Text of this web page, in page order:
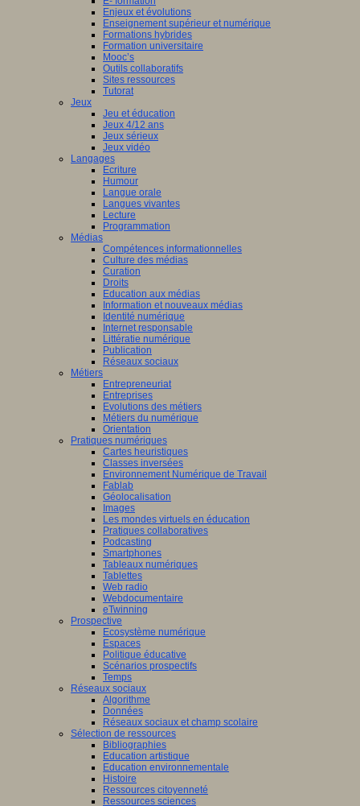
Enjeux et évolutions
Enseignement supérieur et numérique
Formations hybrides
Formation universitaire
Mooc’s
Outils collaboratifs
Sites ressources
Tutorat
Jeux
Jeu et éducation
Jeux 4/12 ans
Jeux sérieux
Jeux vidéo
Langages
Ecriture
Humour
Langue orale
Langues vivantes
Lecture
Programmation
Médias
Compétences informationnelles
Culture des médias
Curation
Droits
Education aux médias
Information et nouveaux médias
Identité numérique
Internet responsable
Littératie numérique
Publication
Réseaux sociaux
Métiers
Entrepreneuriat
Entreprises
Evolutions des métiers
Métiers du numérique
Orientation
Pratiques numériques
Cartes heuristiques
Classes inversées
Environnement Numérique de Travail
Fablab
Géolocalisation
Images
Les mondes virtuels en éducation
Pratiques collaboratives
Podcasting
Smartphones
Tableaux numériques
Tablettes
Web radio
Webdocumentaire
eTwinning
Prospective
Ecosystème numérique
Espaces
Politique éducative
Scénarios prospectifs
Temps
Réseaux sociaux
Algorithme
Données
Réseaux sociaux et champ scolaire
Sélection de ressources
Bibliographies
Education artistique
Education environnementale
Histoire
Ressources citoyenneté
Ressources sciences